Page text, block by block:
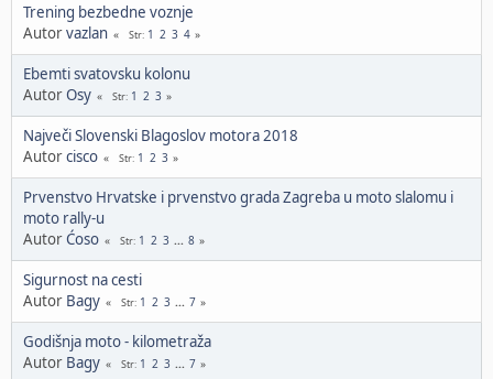
Trening bezbedne voznje
Autorvazlan Str 1 2 3 4
Ebemti svatovsku kolonu
AutorOsy Str 1 2 3
Največi Slovenski Blagoslov motora 2018
Autorcisco Str 1 2 3
Prvenstvo Hrvatske i prvenstvo grada Zagreba u moto slalomu i
moto rally-u
AutorĆoso Str 1 2 3 ... 8
Sigurnost na cesti
Autor Bagy Str 1 2 3 ... 7
Godišnja moto - kilometraža
Autor Bagy Str 1 2 3 ... 7